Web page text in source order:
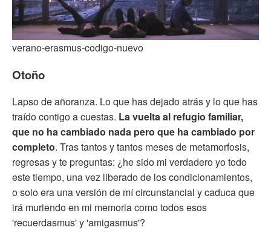
verano-erasmus-codigo-nuevo
Otoño
Lapso de añoranza. Lo que has dejado atrás y lo que has
traído contigo a cuestas. La vuelta al refugio familiar,
que no ha cambiado nada pero que ha cambiado por
completo. Tras tantos y tantos meses de metamorfosis,
regresas y te preguntas: ¿he sido mi verdadero yo todo
este tiempo, una vez liberado de los condicionamientos,
o solo era una versión de mí circunstancial y caduca que
irá muriendo en mi memoria como todos esos
'recuerdasmus' y 'amigasmus'?